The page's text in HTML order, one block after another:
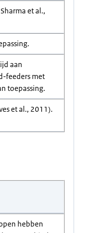
et al.,
aan
feeders met
toepassing.
et al., 2011).
hebben